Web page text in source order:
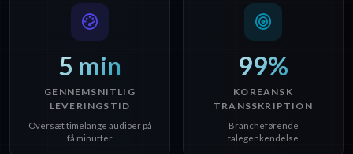
5 min
GENNEMSNITLIG
LEVERINGSTID
Oversæt timelange audioer på
få minutter
99%
KOREANSK
TRANSSKRIPTION
Brancheførende
talegenkendelse